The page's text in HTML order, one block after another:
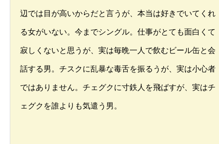
辺では目が高いからだと言うが、本当は好きでいてくれ
る女がいない。今までシングル。仕事がとても面白くて
寂しくないと思うが、実は毎晩一人で飲むビール缶と会
話する男。チスクに乱暴な毒舌を振るうが、実は小心者
ではありません。チェグクに寸鉄人を飛ばすが、実はチ
ェグクを誰よりも気遣う男。